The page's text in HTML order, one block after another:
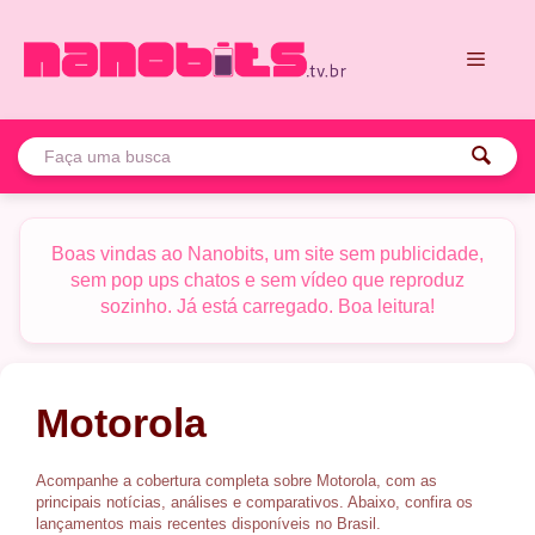
para
Boas vindas ao Nanobits, um site sem publicidade,
sem pop ups chatos e sem vídeo que reproduz
sozinho. Já está carregado. Boa leitura!
Motorola
Acompanhe a cobertura completa sobre Motorola, com as
principais notícias, análises e comparativos. Abaixo, confira os
lançamentos mais recentes disponíveis no Brasil.
Extreme AMOLED 6,8" SHD+, 165 Hz
Plataforma:Snapdragon 8 Gen 5
Bateria:5.200 mAh
Selfie:50 MP
Ver mais →
Tela:Extreme AMOLED 6,8" SHD+, 144 Hz
Plataforma:Snapdragon 7s Gen 4
RAM/Armazenamento:12/256
Ver mais →